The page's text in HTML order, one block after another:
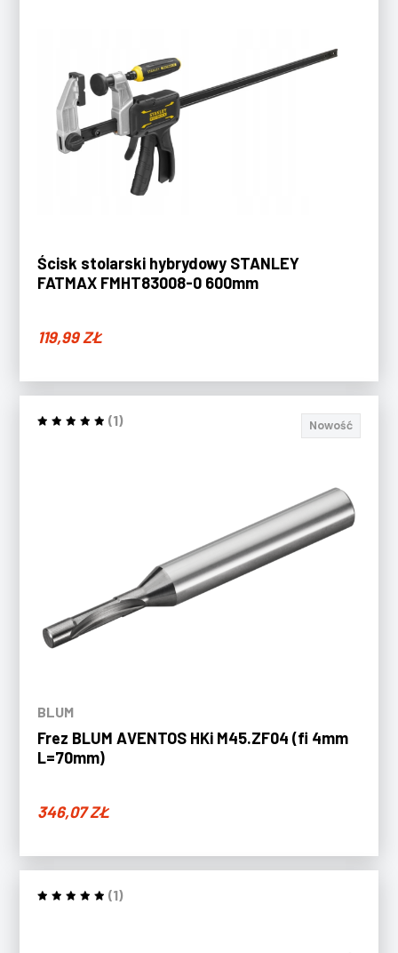
Ścisk stolarski hybrydowy STANLEY
FATMAX FMHT83008-0 600mm
119,99ZŁ
(1) Nowość
BLUM
Frez BLUM AVENTOS HKi M45.ZF04 (fi 4mm
L=70mm)
346,07ZŁ
(1)